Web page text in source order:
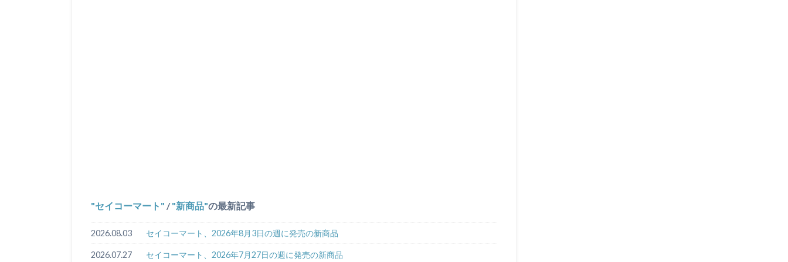
セイコーマート / 新商品 の最新記事
2026.08.03 セイコーマート、2026年8月3日の週に発売の新商品
2026.07.27 セイコーマート、2026年7月27日の週に発売の新商品